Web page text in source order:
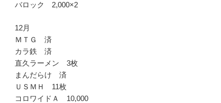
バロック 2,000×2
12月
ＭＴＧ 済
カラ鉄 済
直久ラーメン 3枚
まんだらけ 済
ＵＳＭＨ 11枚
コロワイドＡ 10,000